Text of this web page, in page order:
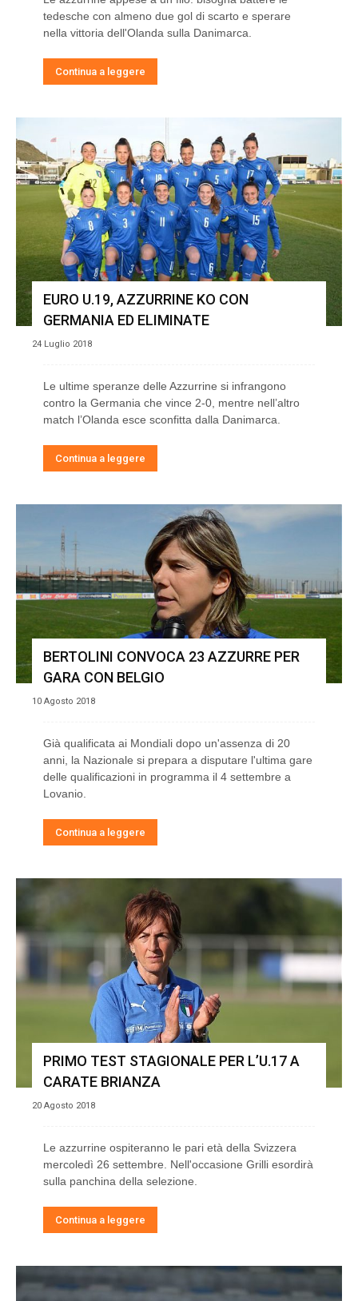
tedesche con almeno due gol di scarto e sperare
nella vittoria dell'Olanda sulla Danimarca.
Continua a leggere
EURO U.19, AZZURRINE KO CON
GERMANIA ED ELIMINATE
24 Luglio 2018
Le ultime speranze delle Azzurrine si infrangono
contro la Germania che vince 2-0, mentre nell’altro
match l’Olanda esce sconfitta dalla Danimarca.
Continua a leggere
BERTOLINI CONVOCA 23 AZZURRE PER
GARA CON BELGIO
10 Agosto 2018
Già qualificata ai Mondiali dopo un'assenza di 20
anni, la Nazionale si prepara a disputare l'ultima gare
delle qualificazioni in programma il 4 settembre a
Lovanio.
Continua a leggere
PRIMO TEST STAGIONALE PER L’U.17 A
CARATE BRIANZA
20 Agosto 2018
Le azzurrine ospiteranno le pari età della Svizzera
mercoledì 26 settembre. Nell'occasione Grilli esordirà
sulla panchina della selezione.
Continua a leggere